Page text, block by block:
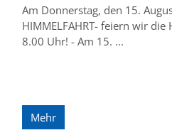
Am Donnerstag, den 15.
HIMMELFAHRT- feiern wir die
8.00 Uhr! - Am 15. ...
Mehr